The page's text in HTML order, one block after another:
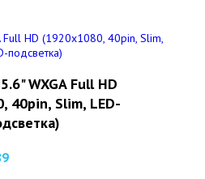
WXGA Full HD
40pin, Slim, LED-